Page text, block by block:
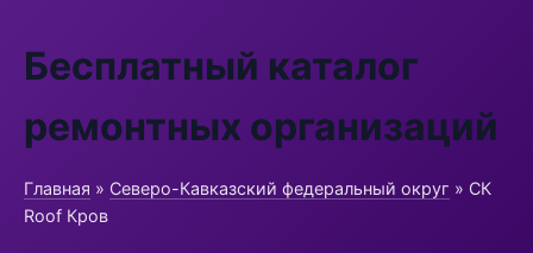
Бесплатный каталог
ремонтных организаций
Главная » Северо-Кавказский федеральный округ » СК
Roof Кров